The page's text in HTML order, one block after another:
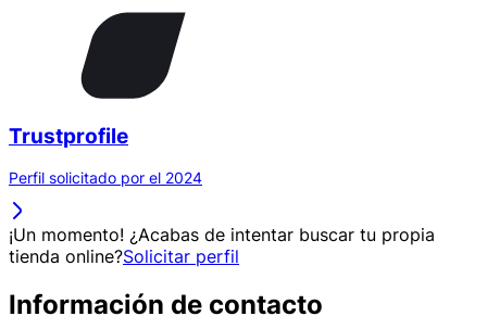
Trustprofile
Perfil solicitado por el 2024
¡Un momento! ¿Acabas de intentar buscar tu propia
tienda online?Solicitar perfil
Información de contacto